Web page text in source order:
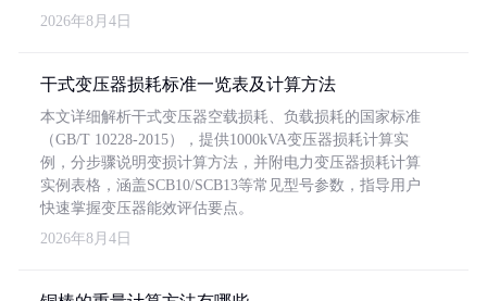
2026年8月4日
干式变压器损耗标准一览表及计算方法
本文详细解析干式变压器空载损耗、负载损耗的国家标准
（GB/T 10228-2015），提供1000kVA变压器损耗计算实
例，分步骤说明变损计算方法，并附电力变压器损耗计算
实例表格，涵盖SCB10/SCB13等常见型号参数，指导用户
快速掌握变压器能效评估要点。
2026年8月4日